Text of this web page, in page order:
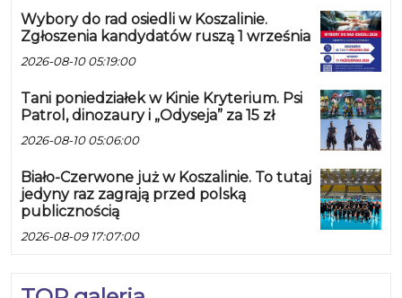
Wybory do rad osiedli w Koszalinie.
Zgłoszenia kandydatów ruszą 1 września
2026-08-10 05:19:00
Tani poniedziałek w Kinie Kryterium. Psi
Patrol, dinozaury i „Odyseja” za 15 zł
2026-08-10 05:06:00
Biało-Czerwone już w Koszalinie. To tutaj
jedyny raz zagrają przed polską
publicznością
2026-08-09 17:07:00